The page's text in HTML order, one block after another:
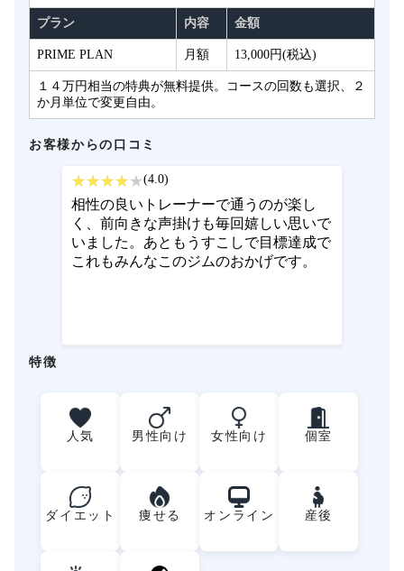
プラン 内容 金額
PRIME PLAN 月額 13,000円(税込)
１４万円相当の特典が無料提供。コースの回数も選択、２
か月単位で変更自由。
お客様からの口コミ
(4.0)
相性の良いトレーナーで通うのが楽し
く、前向きな声掛けも毎回嬉しい思いで
いました。あともうすこしで目標達成で
これもみんなこのジムのおかげです。
特徴
人気 男性向け 女性向け 個室
ダイエット 痩せる オンライン 産後